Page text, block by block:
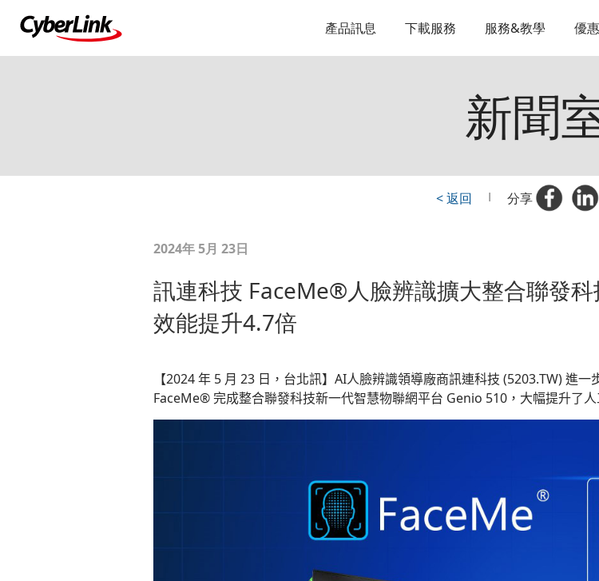
產品訊息 下載服務 服務&教學 優惠
新聞
< 返回 | 分享
2024年 5月 23日
訊連科技 FaceMe®人臉辨識擴大整合聯發
效能提升4.7倍
【2024年 5 月 23 日，台北訊】 AI人臉辨識領導廠商訊連科技 (5203.TW)進一
FaceMe® 完成整合聯發科技新一代智慧物聯網平台 Genio 510 ，大幅提升了